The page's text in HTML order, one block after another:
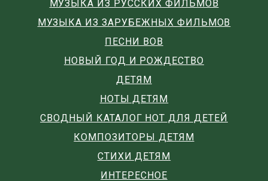
МУЗЫКА ИЗ РУССКИХ ФИЛЬМОВ
МУЗЫКА ИЗ ЗАРУБЕЖНЫХ ФИЛЬМОВ
ПЕСНИ ВОВ
НОВЫЙ ГОД И РОЖДЕСТВО
ДЕТЯМ
НОТЫ ДЕТЯМ
СВОДНЫЙ КАТАЛОГ НОТ ДЛЯ ДЕТЕЙ
КОМПОЗИТОРЫ ДЕТЯМ
СТИХИ ДЕТЯМ
ИНТЕРЕСНОЕ